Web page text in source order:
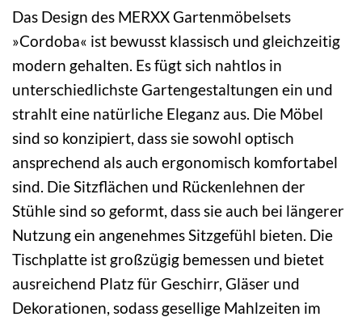
Das Design des MERXX Gartenmöbelsets
»Cordoba« ist bewusst klassisch und gleichzeitig
modern gehalten. Es fügt sich nahtlos in
unterschiedlichste Gartengestaltungen ein und
strahlt eine natürliche Eleganz aus. Die Möbel
sind so konzipiert, dass sie sowohl optisch
ansprechend als auch ergonomisch komfortabel
sind. Die Sitzflächen und Rückenlehnen der
Stühle sind so geformt, dass sie auch bei längerer
Nutzung ein angenehmes Sitzgefühl bieten. Die
Tischplatte ist großzügig bemessen und bietet
ausreichend Platz für Geschirr, Gläser und
Dekorationen, sodass gesellige Mahlzeiten im